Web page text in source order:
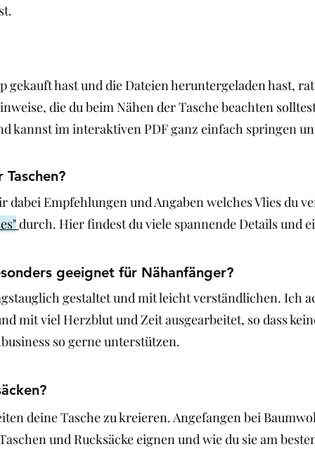
hast und die Dateien heruntergeladen
die du beim Nähen der Tasche beachten
kannst im interaktiven PDF ganz einfach
Empfehlungen und Angaben welches Vlies du
durch. Hier findest du viele spannende Details und
geeignet für Nähanfänger?
gestaltet und mit leicht verständlichen.
viel Herzblut und Zeit ausgearbeitet, so dass
so gerne unterstützen.
deine Tasche zu kreieren. Angefangen bei
und Rucksäcke eignen und wie du sie am